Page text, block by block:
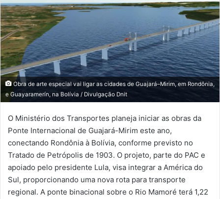
Obra de arte especial vai ligar as cidades de Guajará–Mirim, em Rondônia,
e Guayaramerín, na Bolívia / Divulgação Dnit
O Ministério dos Transportes planeja iniciar as obras da
Ponte Internacional de Guajará-Mirim este ano,
conectando Rondônia à Bolívia, conforme previsto no
Tratado de Petrópolis de 1903. O projeto, parte do PAC e
apoiado pelo presidente Lula, visa integrar a América do
Sul, proporcionando uma nova rota para transporte
regional. A ponte binacional sobre o Rio Mamoré terá 1,22